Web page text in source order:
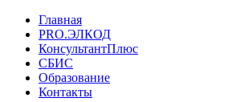
Главная
PRO.ЭЛКОД
КонсультантПлюс
СБИС
Образование
Контакты